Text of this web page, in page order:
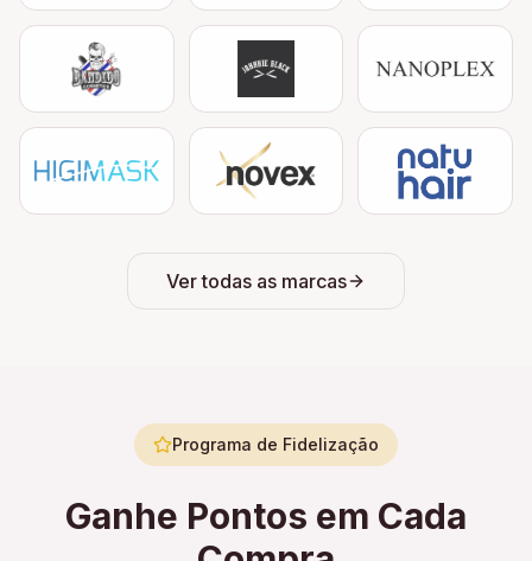
Ver todas as marcas
Programa de Fidelização
Ganhe Pontos em Cada